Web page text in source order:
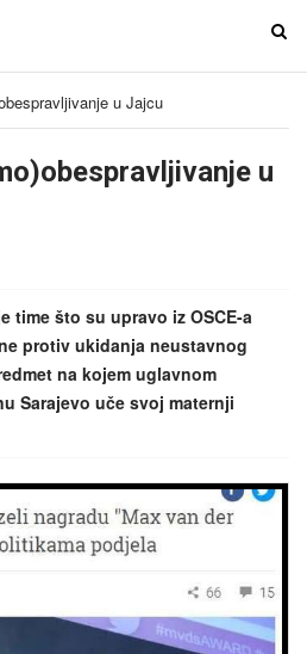
T
e
u Jajcu
u
time što su upravo iz OSCE-a
protiv ukidanja neustavnog
na kojem uglavnom
Sarajevo uče svoj maternji